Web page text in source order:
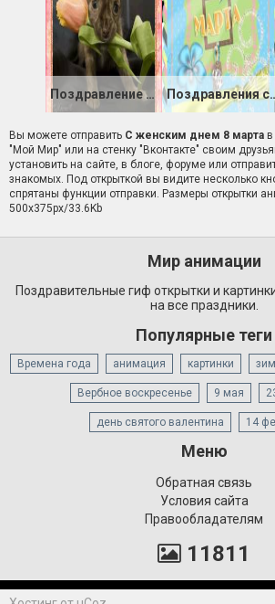
Поздравление Мамулечкам в День 8 Марта
Вы можете отправить С женским днем 8 марта в
"Мой Мир" или на стенку "Вконтакте" своим
установить на сайте, в блоге, форуме или
знакомых. Под открыткой вы видите несколько
спрятаны функции отправки. Размеры открытки
500x375px/33.6Kb
Мир анимации
Поздравительные гиф открытки и
на все праздники.
Популярные теги
Времена года анимация картинки
Вербное воскресенье 9 мая
день святого валентина 14
Меню
Обратная связь
Условия сайта
Правообладателям
11811